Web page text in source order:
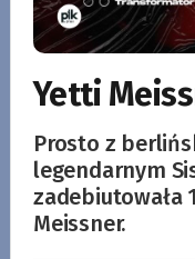
Yetti
Prosto z
legendarnym
zadebiutowała
Meissner.